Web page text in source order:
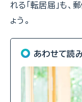
れる「転居届」も
ょう。
あわせて読